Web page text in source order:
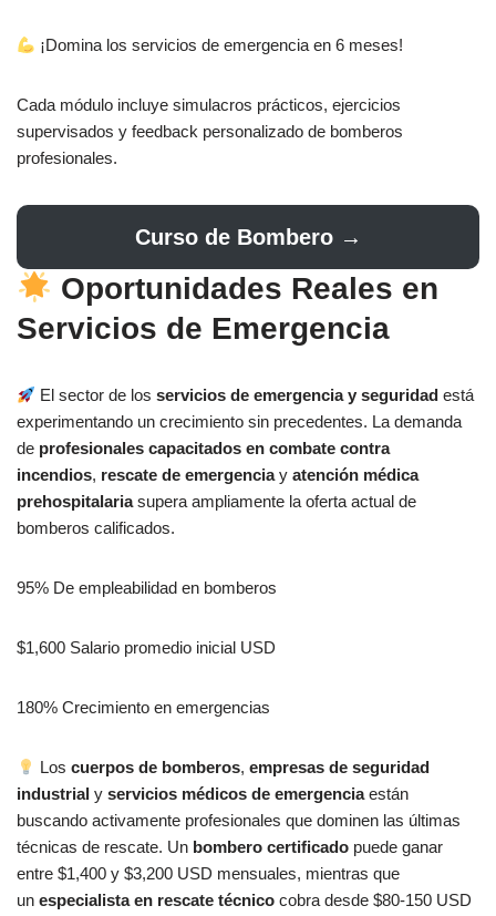
¡Domina los servicios de emergencia en 6 meses!
Cada módulo incluye simulacros prácticos, ejercicios
supervisados y feedback personalizado de bomberos
profesionales.
Curso de Bombero →
Oportunidades Reales en
Servicios de Emergencia
El sector de losservicios de emergencia y seguridad está
experimentando un crecimiento sin precedentes. La demanda
de profesionales capacitados en combate contra
incendios, rescate de emergenciay atención médica
prehospitalariasupera ampliamente la oferta actual de
bomberos calificados.
95% De empleabilidad en bomberos
$1,600 Salario promedio inicial USD
180% Crecimiento en emergencias
Loscuerpos de bomberos,empresas de seguridad
industrial y servicios médicos de emergenciaestán
buscando activamente profesionales que dominen las últimas
técnicas de rescate. Un bombero certificado puede ganar
entre $1,400 y $3,200 USD mensuales, mientras que
un especialista en rescate técnico cobra desde $80-150 USD